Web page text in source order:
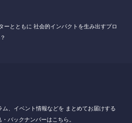
ーとともに 社会的インパクトを生み出すプロ
ム、イベント情報などを まとめてお届けする
・バックナンバーはこちら。